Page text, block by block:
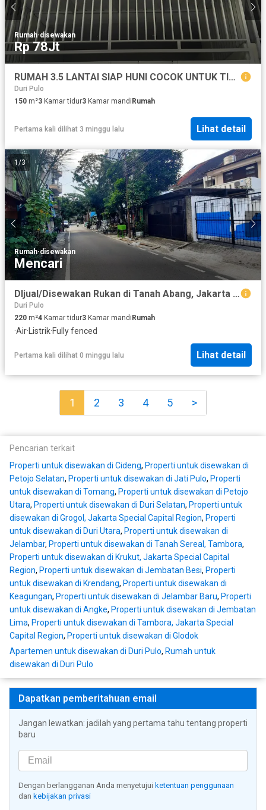
Rumah·disewakan
Rp 78Jt
RUMAH 3.5 LANTAI SIAP HUNI COCOK UNTUK TINGGAL DAN USAHA ONLINE
Duri Pulo
150 m²3 Kamar tidur3 Kamar mandi Rumah
Pertama kali dilihat 3 minggu lalu Lihat detail
1 /3
Rumah·disewakan
Mencari
DIjual/Disewakan Rukan di Tanah Abang, Jakarta Pusat 200m2
Duri Pulo
220 m²4 Kamar tidur3 Kamar mandiRumah
·Air· Listrik·Fully fenced
Pertama kali dilihat 0 minggu lalu Lihat detail
1 2 3 4 5 >
Pencarian terkait
Properti untuk disewakan di Cideng, Properti untuk disewakan di
Petojo Selatan, Properti untuk disewakan di Jati Pulo, Properti
untuk disewakan di Tomang, Properti untuk disewakan di Petojo
Utara, Properti untuk disewakan di Duri Selatan, Properti untuk
disewakan di Grogol, Jakarta Special Capital Region, Properti
untuk disewakan di Duri Utara, Properti untuk disewakan di
Jelambar, Properti untuk disewakan di Tanah Sereal, Tambora,
Properti untuk disewakan di Krukut, Jakarta Special Capital
Region, Properti untuk disewakan di Jembatan Besi, Properti
untuk disewakan di Krendang, Properti untuk disewakan di
Keagungan, Properti untuk disewakan di Jelambar Baru, Properti
untuk disewakan di Angke, Properti untuk disewakan di Jembatan
Lima, Properti untuk disewakan di Tambora, Jakarta Special
Capital Region, Properti untuk disewakan di Glodok
Apartemen untuk disewakan di Duri Pulo, Rumah untuk
disewakan di Duri Pulo
Dapatkan pemberitahuan email
Jangan lewatkan: jadilah yang pertama tahu tentang properti
baru
Dengan berlangganan Anda menyetujui ketentuan penggunaan
dan kebijakan privasi